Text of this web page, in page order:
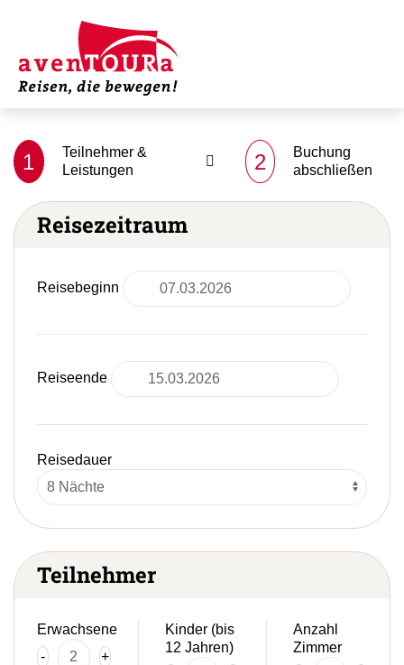
1
Teilnehmer &
Leistungen
2
Buchung
abschließen
Reisezeitraum
Reisebeginn
Reiseende
Reisedauer
Teilnehmer
Erwachsene
-
+
Kinder (bis
12 Jahren)
Anzahl
Zimmer